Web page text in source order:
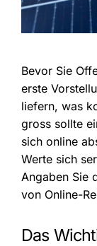
Bevor Sie
erste
liefern, was
gross sollte
sich online
Werte sich
Angaben Sie
von Online-
Das